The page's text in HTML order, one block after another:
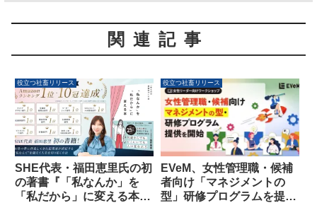
関連記事
役立つ社畜リリース
SHE代表・福田恵里氏の初
の著書『「私なんか」を
「私だから」に変える本』
役立つ社畜リリース
EVeM、女性管理職・候補
者向け「マネジメントの
型」研修プログラムを提供